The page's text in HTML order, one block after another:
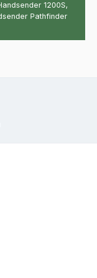
1200S,
Pathfinder